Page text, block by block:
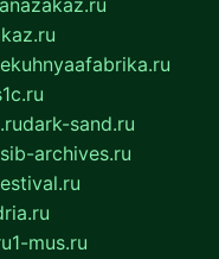
dark-sand.ru
sib-archives.ru
1-mus.ru